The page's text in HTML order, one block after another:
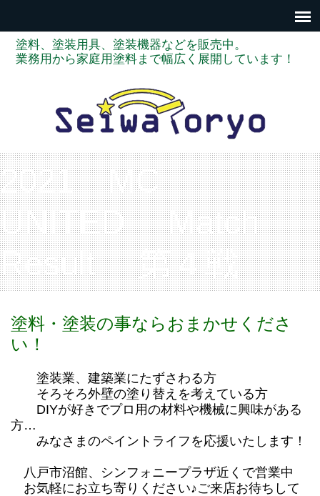
塗料、塗装用具、塗装機器などを販売中。
業務用から家庭用塗料まで幅広く展開しています！
2021 MC
UNITED Match
Result 第４戦
塗料・塗装の事ならおまかせくださ
い！
塗装業、建築業にたずさわる方
そろそろ外壁の塗り替えを考えている方
DIYが好きでプロ用の材料や機械に興味がある
方…
みなさまのペイントライフを応援いたします！
八戸市沼館、シンフォニープラザ近くで営業中
お気軽にお立ち寄りください♪ご来店お待ちして